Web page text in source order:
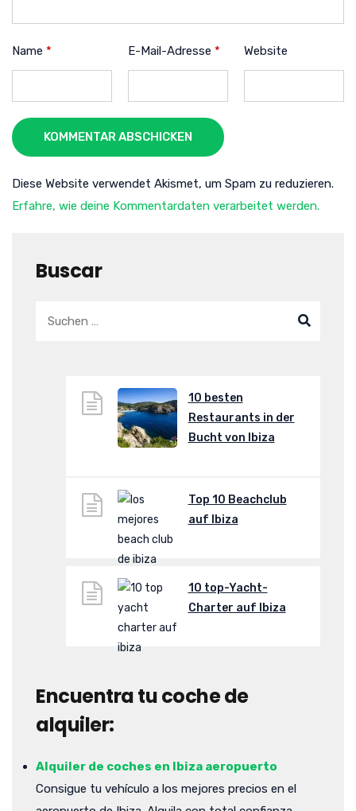
Name * E-Mail-Adresse * Website
KOMMENTAR ABSCHICKEN
Diese Website verwendet Akismet, um Spam zu reduzieren.
Erfahre, wie deine Kommentardaten verarbeitet werden.
Buscar
10 besten
Restaurants in der
Bucht von Ibiza
Top 10 Beachclub
auf Ibiza
10 top-Yacht-
Charter auf Ibiza
Encuentra tu coche de
alquiler:
Alquiler de coches en Ibiza aeropuerto
Consigue tu vehículo a los mejores precios en el